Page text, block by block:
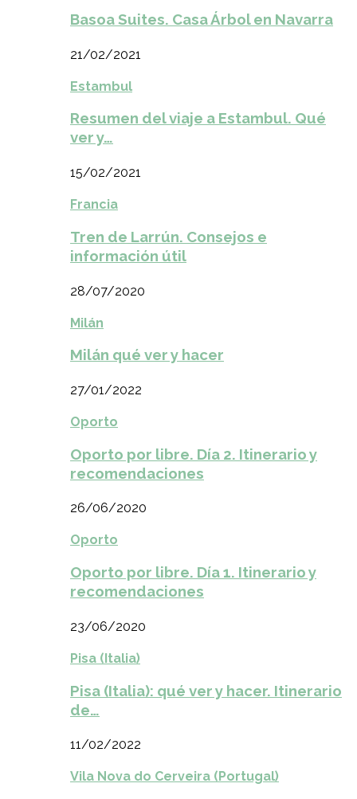
Basoa Suites. Casa Árbol en Navarra
21/02/2021
Estambul
Resumen del viaje a Estambul. Qué
ver y…
15/02/2021
Francia
Tren de Larrún. Consejos e
información útil
28/07/2020
Milán
Milán qué ver y hacer
27/01/2022
Oporto
Oporto por libre. Día 2. Itinerario y
recomendaciones
26/06/2020
Oporto
Oporto por libre. Día 1. Itinerario y
recomendaciones
23/06/2020
Pisa (Italia)
Pisa (Italia): qué ver y hacer. Itinerario
de…
11/02/2022
Vila Nova do Cerveira (Portugal)